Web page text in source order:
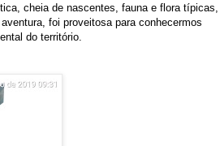
cheia de nascentes, fauna e flora típicas,
foi proveitosa para conhecermos
do território.